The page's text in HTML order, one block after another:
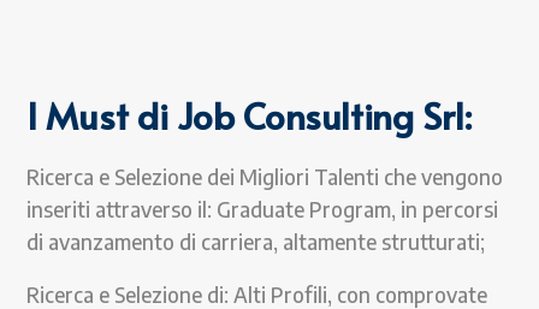
I Must di Job Consulting Srl:
Ricerca e Selezione dei Migliori Talenti che vengono
inseriti attraverso il: Graduate Program, in percorsi
di avanzamento di carriera, altamente strutturati;
Ricerca e Selezione di: Alti Profili, con comprovate